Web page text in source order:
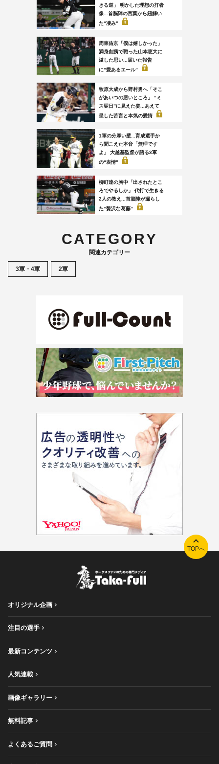
きる道」 明かした理想の打者
像...首脳陣の言葉から紐解い
た“凄み”
周東佑京「僕は嬉しかった」
満身創痍で戦った山本恵大に
溢した思い...届いた報告
に”愛あるエール”
牧原大成から野村勇へ「そこ
があいつの悪いところ」 “ミ
ス翌日”に見えた姿...あえて
呈した苦言と本気の愛情
1軍の分厚い壁...育成選手か
ら聞こえた本音「無理です
よ」 大越基監督が語る3軍
の“表情”
柳町達の胸中「出されたとこ
ろでやるしか」 代打で生きる
2人の教え...首脳陣が漏らし
た”贅沢な葛藤”
CATEGORY
関連カテゴリー
3軍・4軍 2軍
TOPへ
オリジナル企画
注目の選手
最新コンテンツ
人気連載
画像ギャラリー
無料記事
よくあるご質問